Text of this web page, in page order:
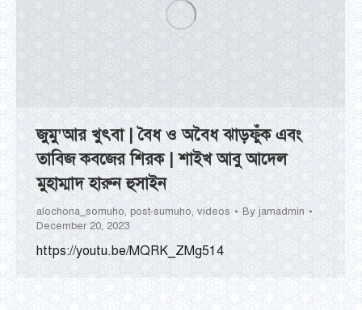
জুমু’আর খুৎবা | বৈধ ও অবৈধ ঝাড়ফুঁক এবং
তাবিজ কবজের শিরক | শাইখ আবু আদেল
মুহাম্মাদ হারুন হুসাইন
alochona_somuho, post-sumuho, videos By jamadmin
December 20, 2023
https://youtu.be/MQRK_ZMg514